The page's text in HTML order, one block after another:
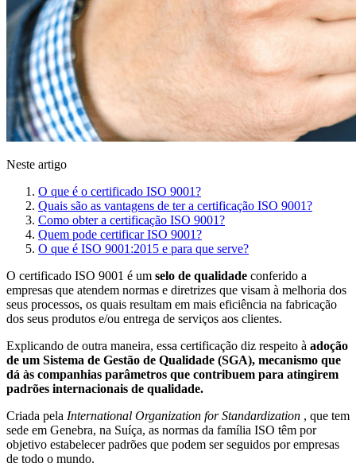
Neste artigo
O que é o certificado ISO 9001?
Quais são as vantagens de ter a certificação ISO 9001?
Como obter a certificação ISO 9001?
Quem pode certificar ISO 9001?
O que é ISO 9001:2015 e para que serve?
O certificado ISO 9001 é um selo de qualidade conferido a
empresas que atendem normas e diretrizes que visam à melhoria dos
seus processos, os quais resultam em mais eficiência na fabricação
dos seus produtos e/ou entrega de serviços aos clientes.
Explicando de outra maneira, essa certificação diz respeito à adoção
de um Sistema de Gestão de Qualidade (SGA), mecanismo que
dá às companhias parâmetros que contribuem para atingirem
padrões internacionais de qualidade.
Criada pela International Organization for Standardization , que tem
sede em Genebra, na Suíça, as normas da família ISO têm por
objetivo estabelecer padrões que podem ser seguidos por empresas
de todo o mundo.